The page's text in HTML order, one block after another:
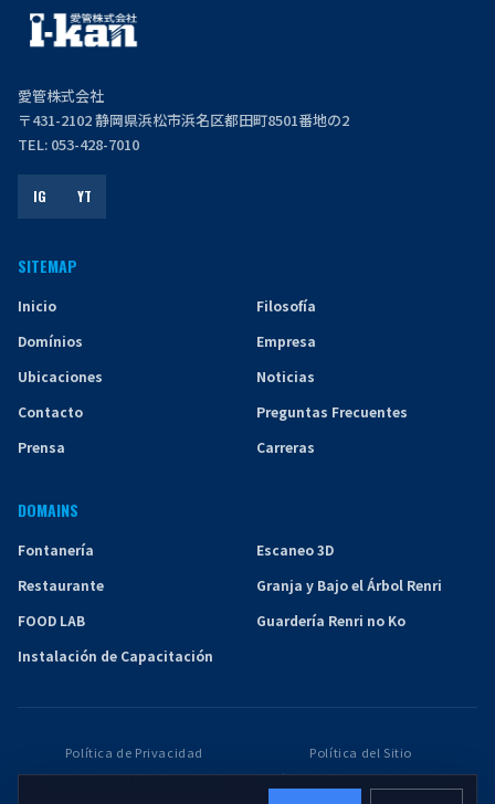
愛管株式会社
〒431-2102 静岡県浜松市浜名区都田町8501番地の2
TEL: 053-428-7010
IG YT
SITEMAP
Inicio
Filosofía
Domínios
Empresa
Ubicaciones
Noticias
Contacto
Preguntas Frecuentes
Prensa
Carreras
DOMAINS
Fontanería
Escaneo 3D
Restaurante
Granja y Bajo el Árbol Renri
FOOD LAB
Guardería Renri no Ko
Instalación de Capacitación
Política de Privacidad
Política del Sitio
Iniciativas de Biodiversidad
Política de Fuerzas Antisociales